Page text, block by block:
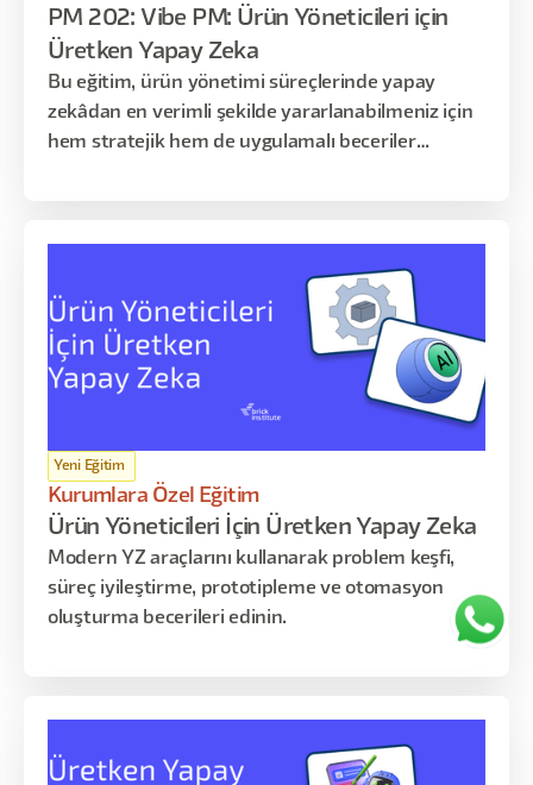
PM 202: Vibe PM: Ürün Yöneticileri için
Üretken Yapay Zeka
Bu eğitim, ürün yönetimi süreçlerinde yapay
zekâdan en verimli şekilde yararlanabilmeniz için
hem stratejik hem de uygulamalı beceriler
hazırlama ve raporlama, akış haritalama,
otomasyon kurguları, prototipleme ve lansman
öncesi optimizasyon gibi kritik konuları kapsar.
Yeni Eğitim
Kurumlara Özel Eğitim
Ürün Yöneticileri İçin Üretken Yapay Zeka
Modern YZ araçlarını kullanarak problem keşfi,
süreç iyileştirme, prototipleme ve otomasyon
oluşturma becerileri edinin.